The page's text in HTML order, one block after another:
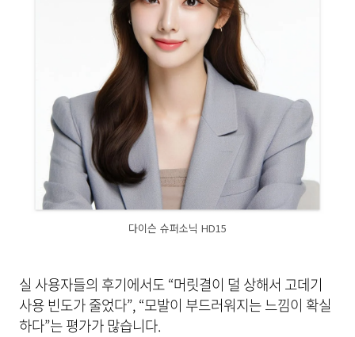
다이슨 슈퍼소닉 HD15
실 사용자들의 후기에서도 “머릿결이 덜 상해서 고데기
사용 빈도가 줄었다”, “모발이 부드러워지는 느낌이 확실
하다”는 평가가 많습니다.